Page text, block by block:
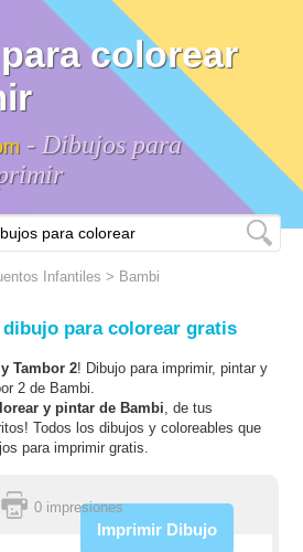
colorear
- Dibujos para
Infantiles > Bambi
dibujo para colorear gratis
Tambor 2! Dibujo para imprimir, pintar y
2 de Bambi.
y pintar de Bambi, de tus
Todos los dibujos y coloreables que
para imprimir gratis.
0 impresiones
Imprimir Dibujo